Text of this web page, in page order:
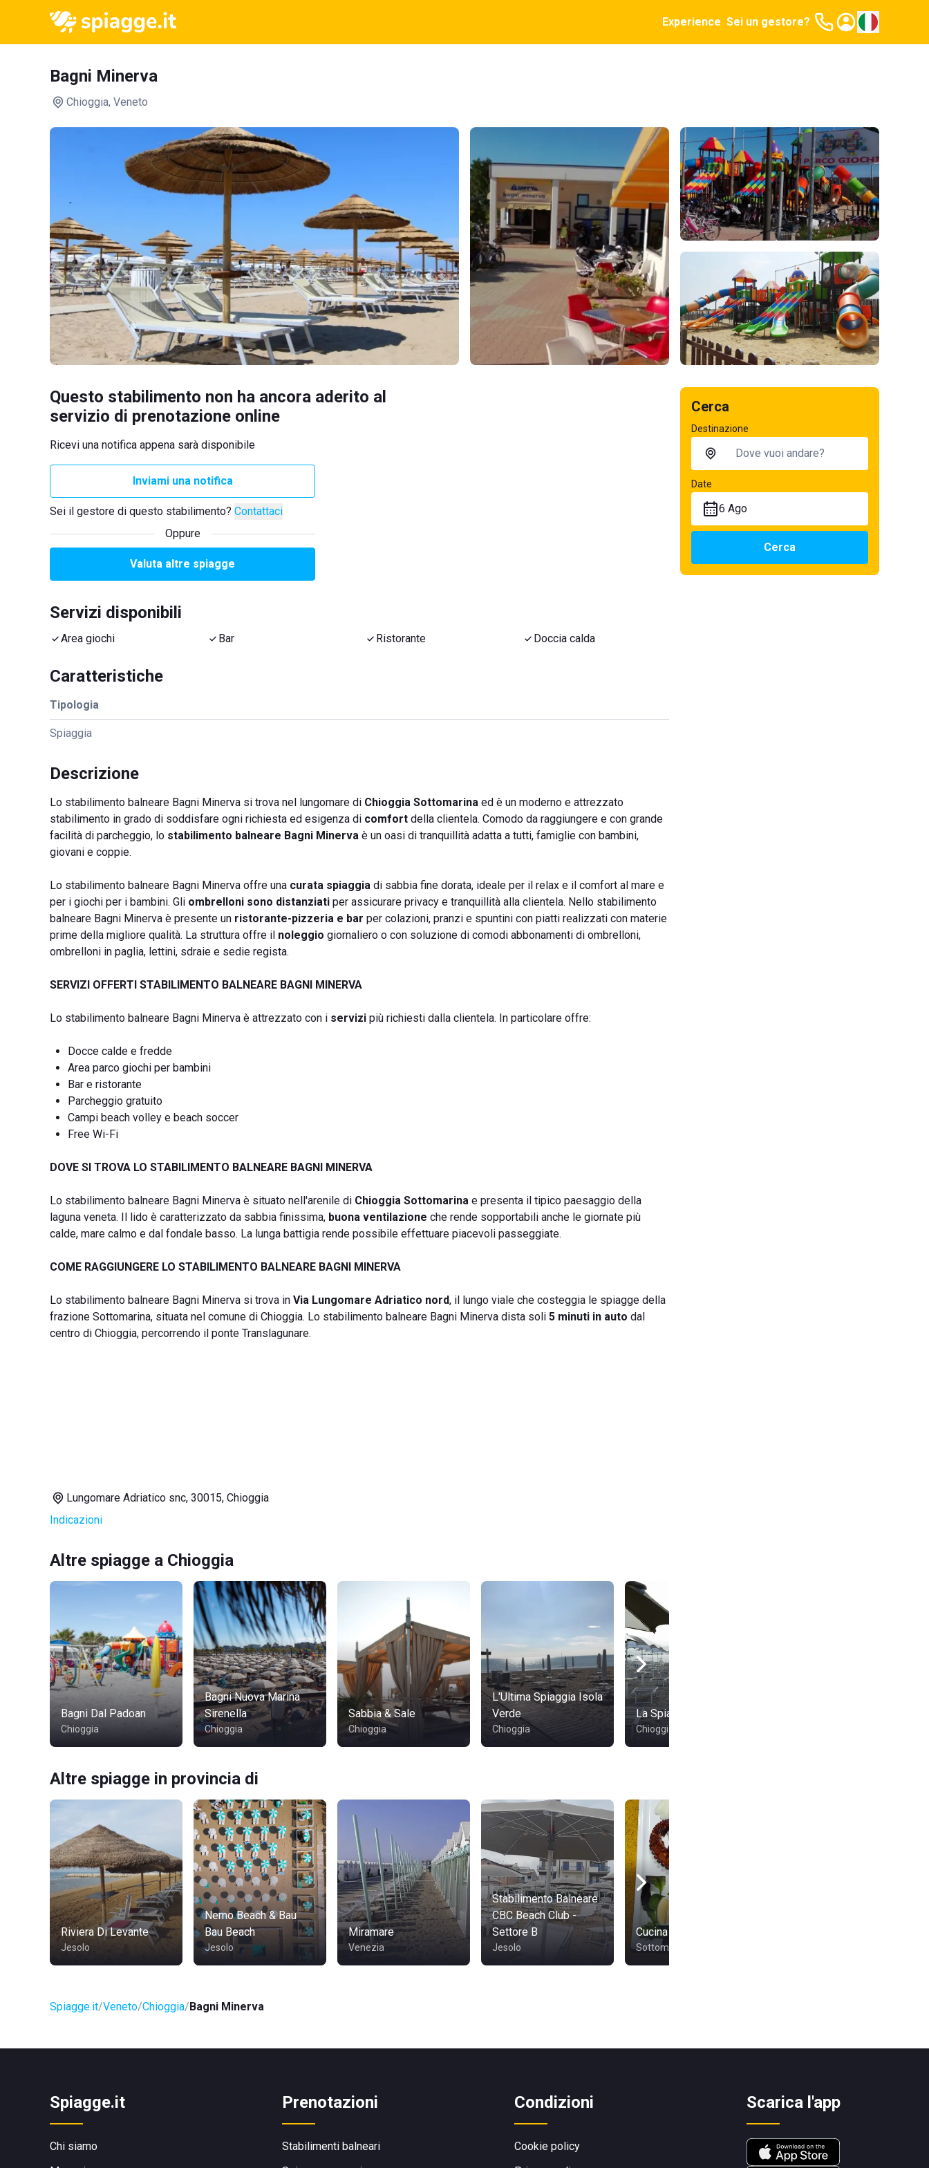
Experience Sei un gestore?
Bagni Minerva
Chioggia, Veneto
Questo stabilimento non ha ancora aderito al
servizio di prenotazione online
Ricevi una notifica appena sarà disponibile
Inviami una notifica
Sei il gestore di questo stabilimento? Contattaci
Oppure
Valuta altre spiagge
Servizi disponibili
Area giochi Bar Ristorante Doccia calda
Caratteristiche
Tipologia
Spiaggia
Descrizione
Lo stabilimento balneare Bagni Minerva si trova nel lungomare di Chioggia Sottomarina ed è un moderno e attrezzato
stabilimento in grado di soddisfare ogni richiesta ed esigenza di comfort della clientela. Comodo da raggiungere e con grande
facilità di parcheggio, lo stabilimento balneare Bagni Minerva è un oasi di tranquillità adatta a tutti, famiglie con bambini,
giovani e coppie.
Lo stabilimento balneare Bagni Minerva offre una curata spiaggia di sabbia fine dorata, ideale per il relax e il comfort al mare e
per i giochi per i bambini. Gli ombrelloni sono distanziati per assicurare privacy e tranquillità alla clientela. Nello stabilimento
balneare Bagni Minerva è presente un ristorante-pizzeria e bar per colazioni, pranzi e spuntini con piatti realizzati con materie
prime della migliore qualità. La struttura offre il noleggio giornaliero o con soluzione di comodi abbonamenti di ombrelloni,
ombrelloni in paglia, lettini, sdraie e sedie regista.
SERVIZI OFFERTI STABILIMENTO BALNEARE BAGNI MINERVA
Lo stabilimento balneare Bagni Minerva è attrezzato con i servizi più richiesti dalla clientela. In particolare offre:
Docce calde e fredde
Area parco giochi per bambini
Bar e ristorante
Parcheggio gratuito
Campi beach volley e beach soccer
Free Wi-Fi
DOVE SI TROVA LO STABILIMENTO BALNEARE BAGNI MINERVA
Lo stabilimento balneare Bagni Minerva è situato nell'arenile di Chioggia Sottomarina e presenta il tipico paesaggio della
laguna veneta. Il lido è caratterizzato da sabbia finissima, buona ventilazione che rende sopportabili anche le giornate più
calde, mare calmo e dal fondale basso. La lunga battigia rende possibile effettuare piacevoli passeggiate.
COME RAGGIUNGERE LO STABILIMENTO BALNEARE BAGNI MINERVA
Lo stabilimento balneare Bagni Minerva si trova in Via Lungomare Adriatico nord, il lungo viale che costeggia le spiagge della
frazione Sottomarina, situata nel comune di Chioggia. Lo stabilimento balneare Bagni Minerva dista soli 5 minuti in auto dal
centro di Chioggia, percorrendo il ponte Translagunare.
Lungomare Adriatico snc, 30015, Chioggia
Indicazioni
Altre spiagge a Chioggia
Bagni Dal Padoan
Chioggia
Bagni Nuova Marina
Sirenella
Chioggia
Sabbia & Sale
Chioggia
L'Ultima Spiaggia Isola
Verde
Chioggia
La Spiaia Beach
Chioggia
Altre spiagge in provincia di
Riviera Di Levante
Jesolo
Nemo Beach & Bau
Bau Beach
Jesolo
Miramare
Venezia
Stabilimento Balneare
CBC Beach Club -
Settore B
Jesolo
Cucina Da Gigetto
Sottomarina
Spiagge.it Veneto Chioggia Bagni Minerva
Cerca
Destinazione
Date
6 Ago
Cerca
Spiagge.it
Chi siamo
Prenotazioni
Stabilimenti balneari
Condizioni
Cookie policy
Scarica l'app